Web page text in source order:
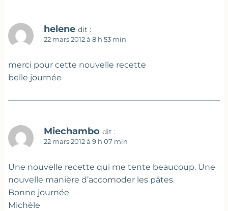
helene dit :
22 mars 2012 à 8 h 53 min
merci pour cette nouvelle recette
belle journée
Miechambo dit :
22 mars 2012 à 9 h 07 min
Une nouvelle recette qui me tente beaucoup. Une
nouvelle manière d’accomoder les pâtes.
Bonne journée
Michèle